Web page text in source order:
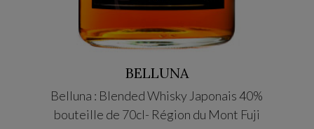
BELLUNA
Belluna : Blended Whisky Japonais 40%
bouteille de 70cl- Région du Mont Fuji